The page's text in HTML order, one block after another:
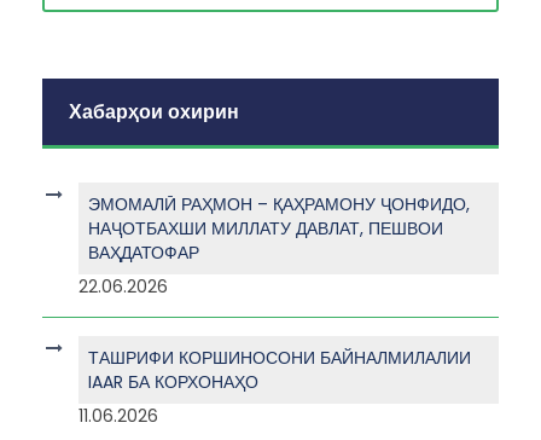
Хабарҳои охирин
ЭМОМАЛӢ РАҲМОН – ҚАҲРАМОНУ ҶОНФИДО,
НАҶОТБАХШИ МИЛЛАТУ ДАВЛАТ, ПЕШВОИ
ВАҲДАТОФАР
22.06.2026
ТАШРИФИ КОРШИНОСОНИ БАЙНАЛМИЛАЛИИ
IAAR БА КОРХОНАҲО
11.06.2026